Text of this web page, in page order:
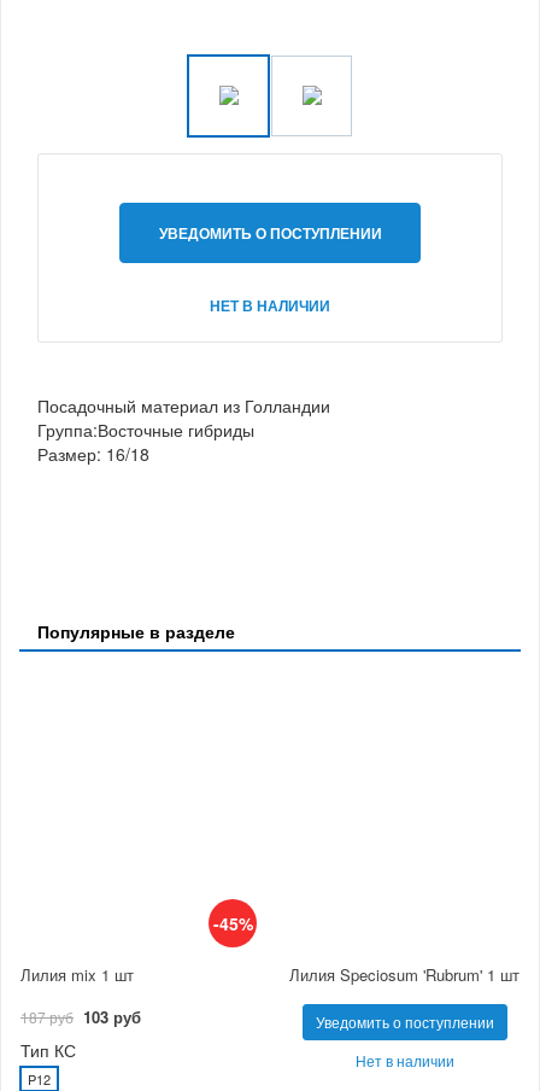
УВЕДОМИТЬ О ПОСТУПЛЕНИИ
НЕТ В НАЛИЧИИ
Посадочный материал из Голландии
Группа:Восточные гибриды
Размер: 16/18
Популярные в разделе
-45%
Лилия mix 1 шт
187 руб 103 руб
Тип КС
P12
Лилия Speciosum 'Rubrum' 1 шт
Уведомить о поступлении
Нет в наличии